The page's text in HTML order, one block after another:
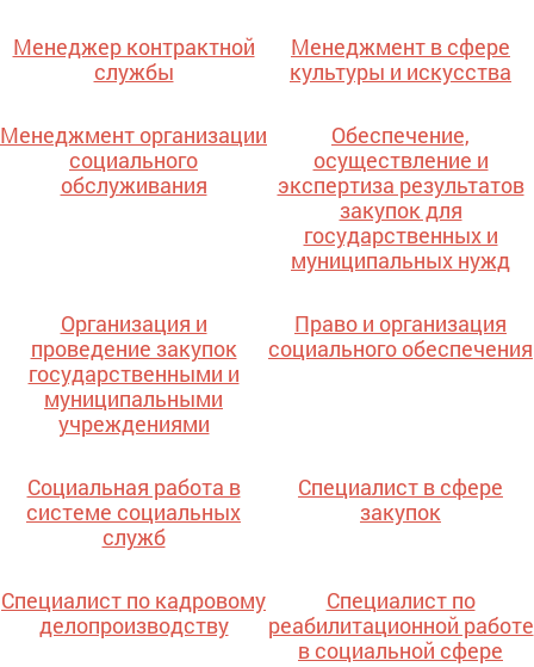
Менеджер контрактной
службы
Менеджмент в сфере
культуры и искусства
Менеджмент организации
социального
обслуживания
Обеспечение,
осуществление и
экспертиза результатов
закупок для
государственных и
муниципальных нужд
Организация и
проведение закупок
государственными и
муниципальными
учреждениями
Право и организация
социального обеспечения
Социальная работа в
системе социальных
служб
Специалист в сфере
закупок
Специалист по кадровому
делопроизводству
Специалист по
реабилитационной работе
в социальной сфере